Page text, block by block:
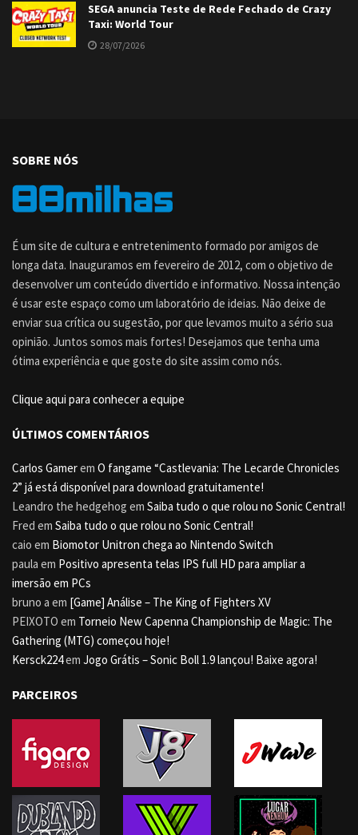
SEGA anuncia Teste de Rede Fechado de Crazy
Taxi: World Tour
28/07/2026
SOBRE NÓS
É um site de cultura e entretenimento formado por amigos de
longa data. Inauguramos em fevereiro de 2012, com o objetivo de
desenvolver um conteúdo divertido e informativo. Nossa intenção
é usar este espaço como um laboratório de ideias. Não deixe de
enviar sua crítica ou sugestão, por que levamos muito a sério sua
opinião. Juntos somos mais fortes! Desejamos que tenha uma
ótima experiência e que goste do site assim como nós.
Clique aqui para conhecer a equipe
ÚLTIMOS COMENTÁRIOS
Carlos Gamerem O fangame “Castlevania: The Lecarde Chronicles
2” já está disponível para download gratuitamente!
Leandro the hedgehog em Saiba tudo o que rolou no Sonic Central!
Fred em Saiba tudo o que rolou no Sonic Central!
caio em Biomotor Unitron chega ao Nintendo Switch
paula em Positivo apresenta telas IPS full HD para ampliar a
imersão em PCs
bruno a em [Game] Análise – The King of Fighters XV
PEIXOTO em Torneio New Capenna Championship de Magic: The
Gathering (MTG) começou hoje!
Kersck224em Jogo Grátis – Sonic Boll 1.9 lançou! Baixe agora!
PARCEIROS